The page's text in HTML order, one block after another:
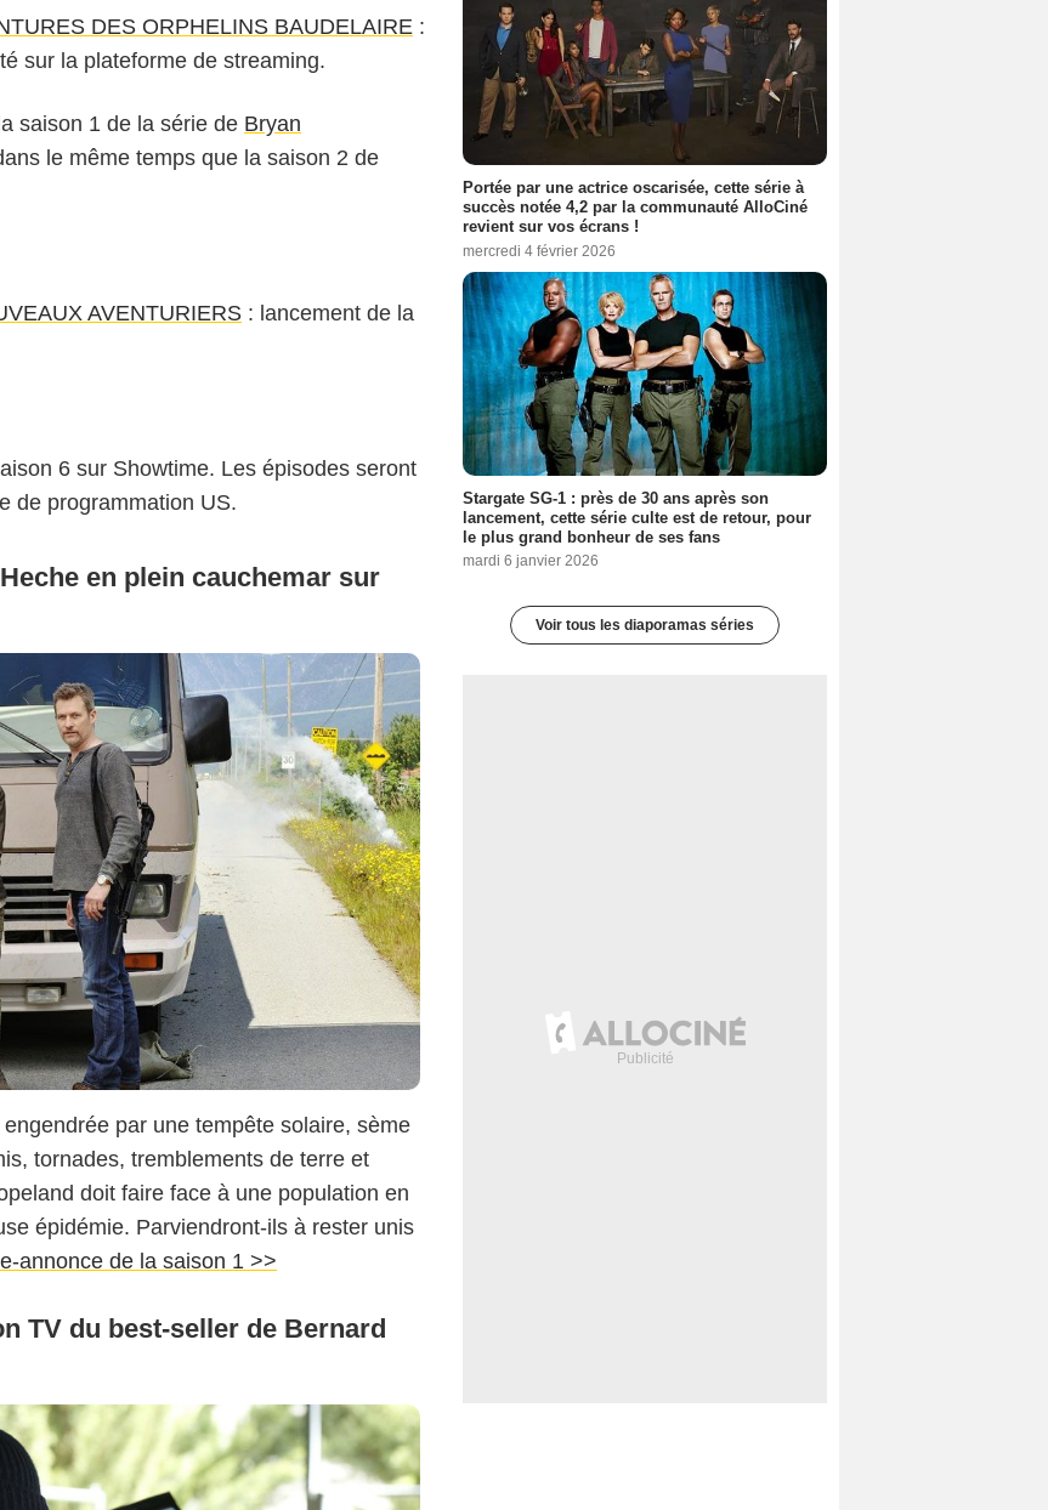
DES ORPHELINS BAUDELAIRE :
sur la plateforme de streaming.
saison 1 de la série de Bryan
le même temps que la saison 2 de
AVENTURIERS : lancement de la
6 sur Showtime. Les épisodes seront
de programmation US.
en plein cauchemar sur
par une tempête solaire, sème
tornades, tremblements de terre et
doit faire face à une population en
épidémie. Parviendront-ils à rester unis
annonce de la saison 1 >>
TV du best-seller de Bernard
Portée par une actrice oscarisée, cette série à
succès notée 4,2 par la communauté AlloCiné
revient sur vos écrans !
mercredi 4 février 2026
Stargate SG-1 : près de 30 ans après son
lancement, cette série culte est de retour, pour
le plus grand bonheur de ses fans
mardi 6 janvier 2026
Voir tous les diaporamas séries